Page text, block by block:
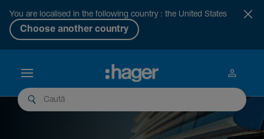
You are localised in the following country : the United States
Choose another country